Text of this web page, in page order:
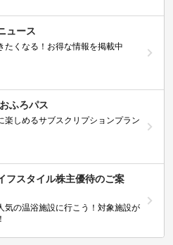
ュース
たくなる！お得な情報を掲載中
ふろパス
楽しめるサブスクリプションプラン
フスタイル株主優待のご案
気の温浴施設に行こう！対象施設が